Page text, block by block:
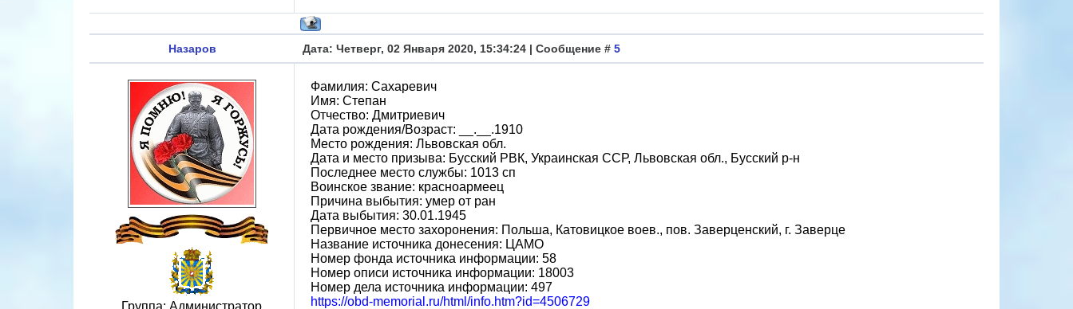
Назаров Дата: Четверг, 02 Января 2020, 15:34:24 | Сообщение # 5
Группа: Администратор
Фамилия: Сахаревич
Имя: Степан
Отчество: Дмитриевич
Дата рождения/Возраст: __.__.1910
Место рождения: Львовская обл.
Дата и место призыва: Бусский РВК, Украинская ССР, Львовская обл., Бусский р-н
Последнее место службы: 1013 сп
Воинское звание: красноармеец
Причина выбытия: умер от ран
Дата выбытия: 30.01.1945
Первичное место захоронения: Польша, Катовицкое воев., пов. Заверценский, г. Заверце
Название источника донесения: ЦАМО
Номер фонда источника информации: 58
Номер описи источника информации: 18003
Номер дела источника информации: 497
https://obd-memorial.ru/html/info.htm?id=4506729